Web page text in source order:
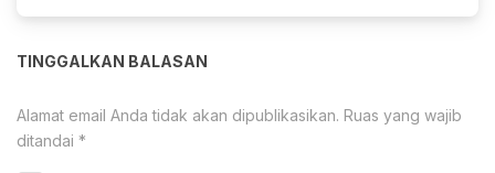
TINGGALKAN BALASAN
Alamat email Anda tidak akan dipublikasikan. Ruas yang wajib
ditandai *